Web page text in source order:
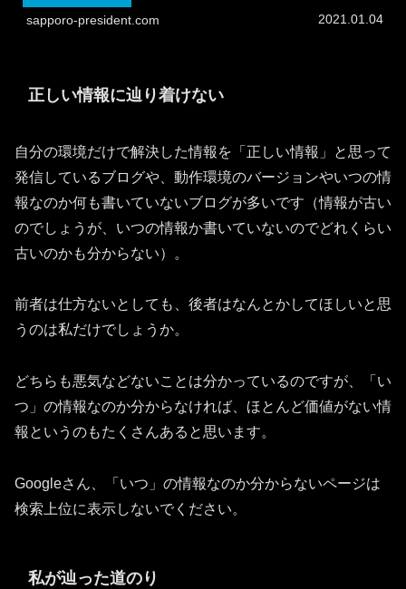
sapporo-president.com 2021.01.04
正しい情報に辿り着けない
自分の環境だけで解決した情報を「正しい情報」と思って
発信しているブログや、動作環境のバージョンやいつの情
報なのか何も書いていないブログが多いです（情報が古い
のでしょうが、いつの情報か書いていないのでどれくらい
古いのかも分からない）。
前者は仕方ないとしても、後者はなんとかしてほしいと思
うのは私だけでしょうか。
どちらも悪気などないことは分かっているのですが、「い
つ」の情報なのか分からなければ、ほとんど価値がない情
報というのもたくさんあると思います。
Googleさん、「いつ」の情報なのか分からないページは
検索上位に表示しないでください。
私が辿った道のり